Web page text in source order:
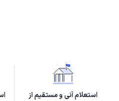
استعلام آنی و مستقیم از